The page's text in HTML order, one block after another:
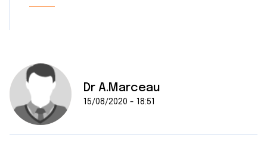
Dr A.Marceau
15/08/2020 - 18:51